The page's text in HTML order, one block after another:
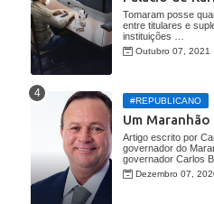
Tomaram posse
entre titulares e
instituições …
Outubro 07, 2021
#REPUBLICANO
Um
Artigo escrito por
governador do
governador Carlos
Dezembro 07,